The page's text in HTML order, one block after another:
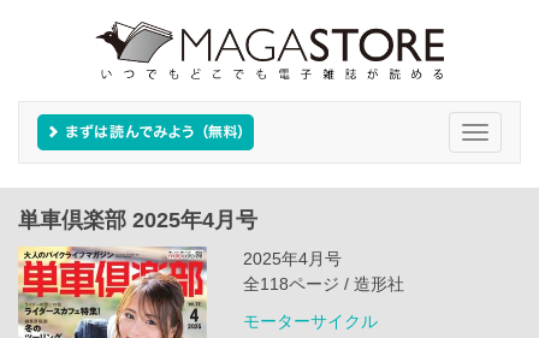
Toggle
単車倶楽部 2025年4月号
2025年4月号
全118ページ / 造形社
モーターサイクル